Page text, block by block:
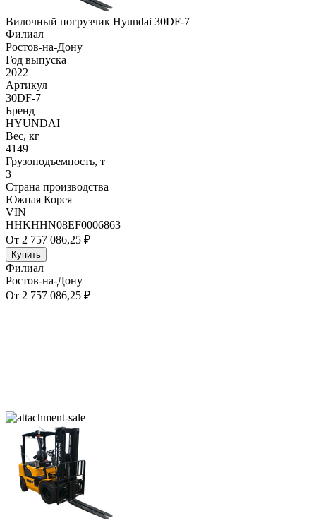
Вилочный погрузчик Hyundai 30DF-7
Филиал
Ростов-на-Дону
Год выпуска
2022
Артикул
30DF-7
Бренд
HYUNDAI
Вес, кг
4149
Грузоподъемность, т
3
Страна производства
Южная Корея
VIN
HHKHHN08EF0006863
От 2 757 086,25 ₽
Купить
Филиал
Ростов-на-Дону
От 2 757 086,25 ₽